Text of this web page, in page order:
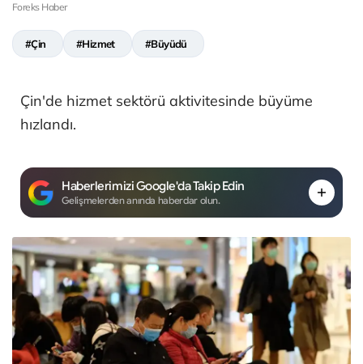
Foreks Haber
#Çin #Hizmet #Büyüdü
Çin'de hizmet sektörü aktivitesinde büyüme
hızlandı.
Haberlerimizi Google'da Takip Edin
Gelişmelerden anında haberdar olun.